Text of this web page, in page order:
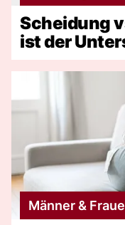
Scheidung
ist der
Männer &